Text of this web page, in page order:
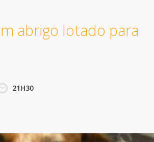
abrigo lotado para
21H30